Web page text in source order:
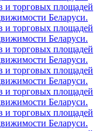
и торговых площадей
Беларуси.
и торговых площадей
Беларуси.
и торговых площадей
Беларуси.
и торговых площадей
Беларуси.
и торговых площадей
Беларуси.
и торговых площадей
Беларуси.